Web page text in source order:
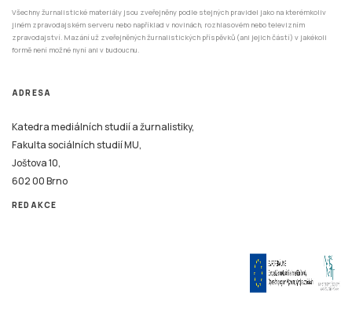
Všechny žurnalistické materiály jsou zveřejněny podle stejných pravidel jako na kterémkoliv
jiném zpravodajském serveru nebo například v novinách, rozhlasovém nebo televizním
zpravodajství. Mazání už zveřejněných žurnalistických příspěvků (ani jejich částí) v jakékoli
formě není možné nyní ani v budoucnu.
ADRESA
Katedra mediálních studií a žurnalistiky,
Fakulta sociálních studií MU,
Joštova 10,
602 00 Brno
REDAKCE